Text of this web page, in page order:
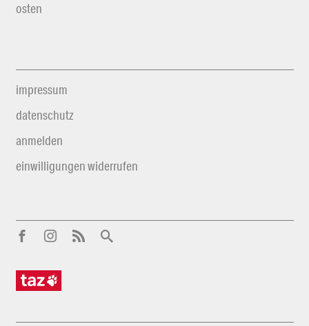
osten
impressum
datenschutz
anmelden
einwilligungen widerrufen